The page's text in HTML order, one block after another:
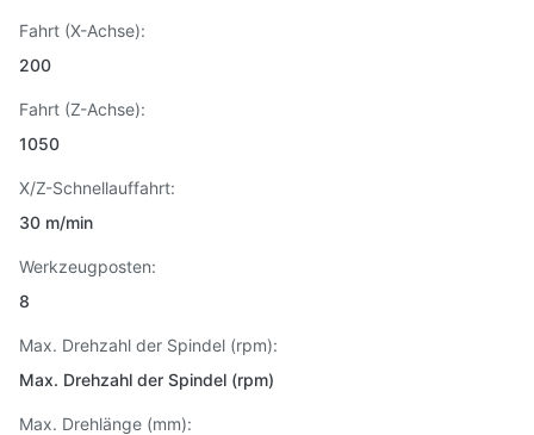
Fahrt (X-Achse):
200
Fahrt (Z-Achse):
1050
X/Z-Schnellauffahrt:
30 m/min
Werkzeugposten:
8
Max. Drehzahl der Spindel (rpm):
Max. Drehzahl der Spindel (rpm)
Max. Drehlänge (mm):